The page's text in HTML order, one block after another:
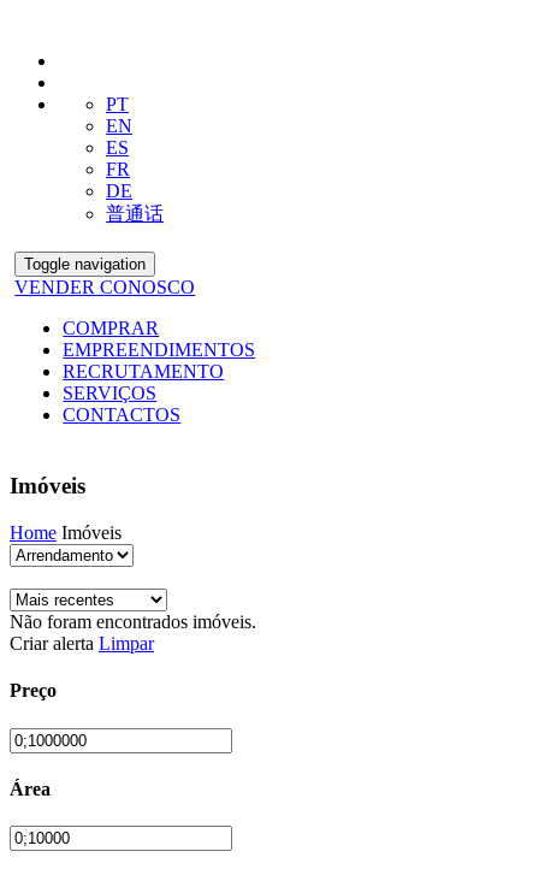
PT
EN
ES
FR
DE
普通话
Toggle navigation
VENDER CONOSCO
COMPRAR
EMPREENDIMENTOS
RECRUTAMENTO
SERVIÇOS
CONTACTOS
Imóveis
Home Imóveis
Não foram encontrados imóveis.
Criar alerta Limpar
Preço
Área